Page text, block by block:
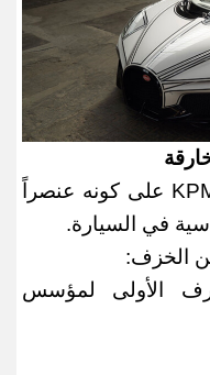
على كونه عنصراً
في السيارة.
الخزف:
الأولى لمؤسس